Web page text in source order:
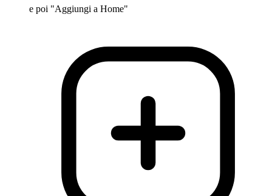
e poi "Aggiungi a Home"